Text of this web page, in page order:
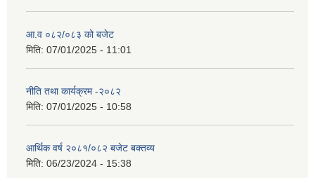
आ.व ०८२/०८३ को बजेट
मिति: 07/01/2025 - 11:01
नीति तथा कार्यक्रम -२०८२
मिति: 07/01/2025 - 10:58
आर्थिक वर्ष २०८१/०८२ बजेट बक्तव्य
मिति: 06/23/2024 - 15:38